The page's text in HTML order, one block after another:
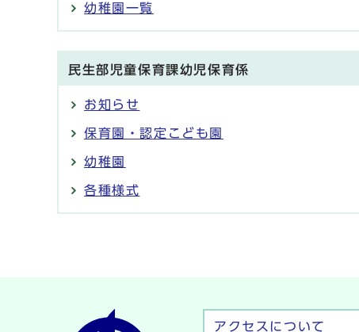
幼稚園一覧
民生部児童保育課幼児保育係
お知らせ
保育園・認定こども園
幼稚園
各種様式
アクセスについて